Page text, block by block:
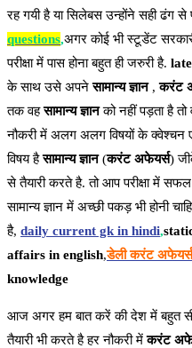
रह गयी है या सिलेबस उन्होंने सही ढंग से
questions,अगर कोई भी स्टूडेंट
परीक्षा में पास होना बहुत ही जरुरी है.
के साथ उसे अपनेसामान्य ज्ञान,करंट
तक वहसामान्य ज्ञानको नहीं पड़ता है तो
नौकरी में अलग अलग विषयों के
विषय हैसामान्य ज्ञान(करंट अफेयर्स)
से तैयारी करते है. तो आप परीक्षा में
सामान्य ज्ञान में अच्छी पकड़ भी होनी
है, daily current gk in hindi,
affairs in english,डेली करंट अफेयर्स
knowledge
आज अगर हम बात करें की देश में बहुत
तैयारी भी करते है हर नौकरी मेंकरंट